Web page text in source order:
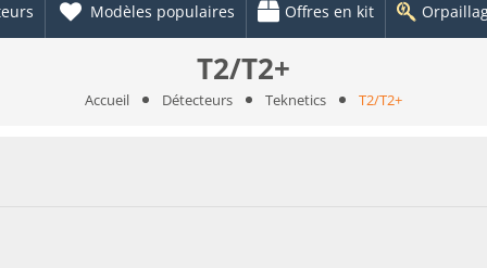
Modèles populaires Offres en kit
T2/T2+
Accueil Détecteurs Teknetics T2/T2+